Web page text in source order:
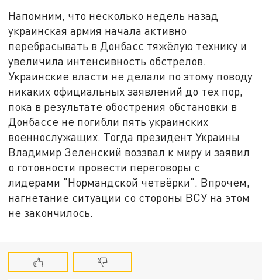
Напомним, что несколько недель назад
украинская армия начала активно
перебрасывать в Донбасс тяжёлую технику и
увеличила интенсивность обстрелов.
Украинские власти не делали по этому поводу
никаких официальных заявлений до тех пор,
пока в результате обострения обстановки в
Донбассе не погибли пять украинских
военнослужащих. Тогда президент Украины
Владимир Зеленский воззвал к миру и заявил
о готовности провести переговоры с
лидерами "Нормандской четвёрки". Впрочем,
нагнетание ситуации со стороны ВСУ на этом
не закончилось.